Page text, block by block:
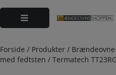
indholdet
Forside / Produkter / Brændeovne
med fedtsten / Termatech